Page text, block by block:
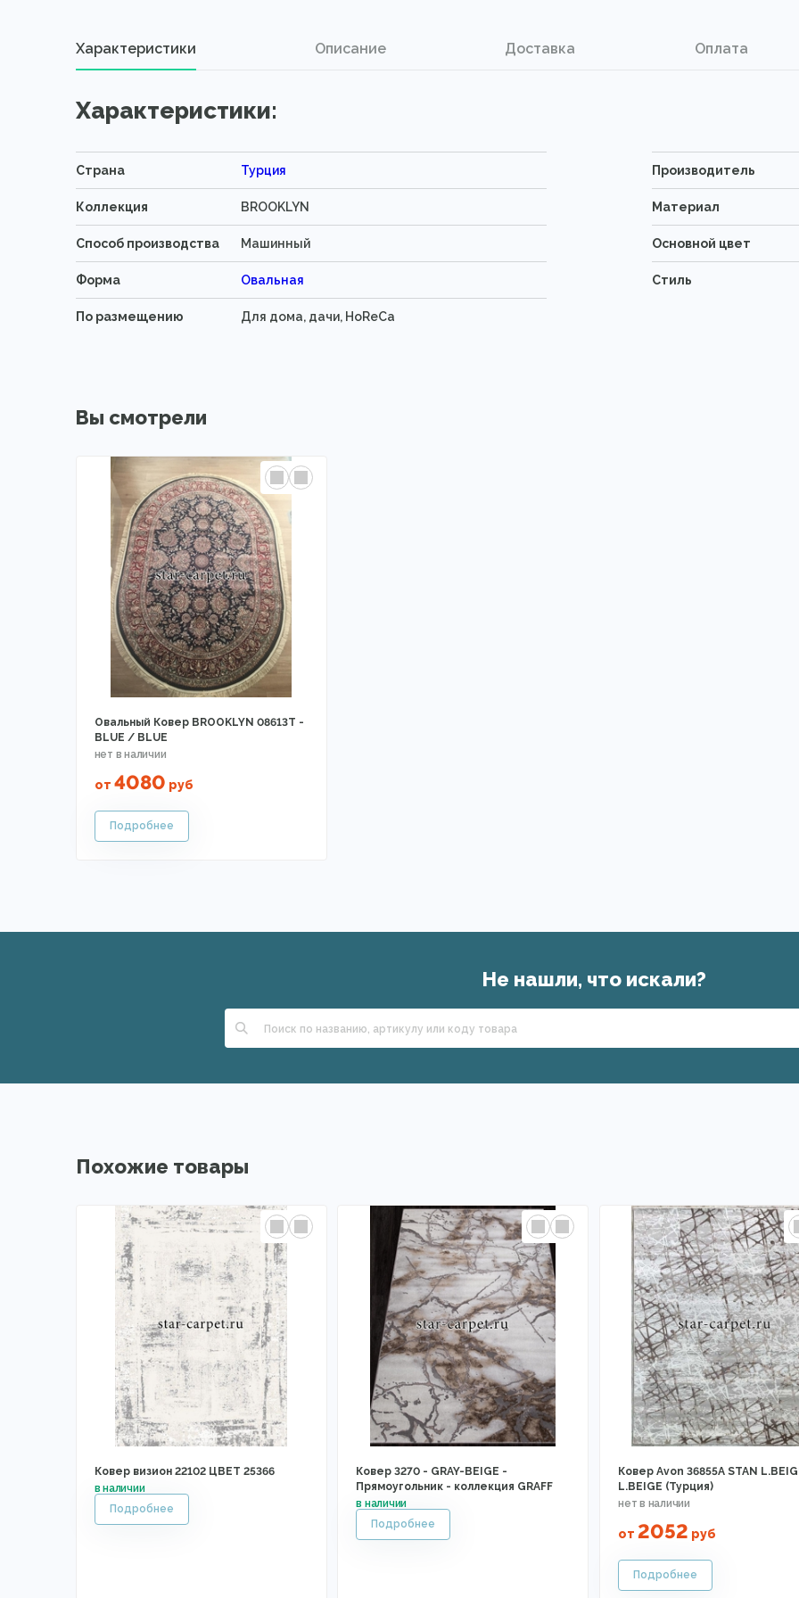
Характеристики Описание Доставка Оплата
Характеристики:
Страна Турция Производитель
Коллекция BROOKLYN Материал
Способ производства Машинный Основной цвет
Форма Овальная Стиль
По размещению Для дома, дачи, HoReCa
Вы смотрели
Овальный Ковер BROOKLYN 08613T -
BLUE / BLUE
от 4080 руб
Не нашли, что искали?
Похожие товары
Ковер визион 22102 ЦВЕТ 25366
Ковер 3270 - GRAY-BEIGE -
Прямоугольник - коллекция GRAFF
Ковер Avon 36855A STAN
L.BEIGE (Турция)
от 2052 руб